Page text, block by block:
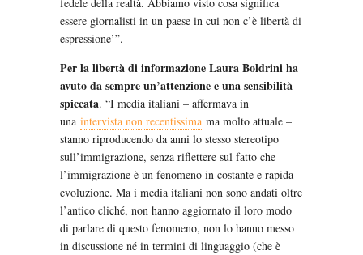
fedele della realtà. Abbiamo visto cosa significa
essere giornalisti in un paese in cui non c’è libertà di
espressione’”.
Per la libertà di informazione Laura Boldrini ha
avuto da sempre un’attenzione e una sensibilità
spiccata. “I media italiani – affermava in
una intervista non recentissima ma molto attuale –
stanno riproducendo da anni lo stesso stereotipo
sull’immigrazione, senza riflettere sul fatto che
l’immigrazione è un fenomeno in costante e rapida
evoluzione. Ma i media italiani non sono andati oltre
l’antico cliché, non hanno aggiornato il loro modo
di parlare di questo fenomeno, non lo hanno messo
in discussione né in termini di linguaggio (che è